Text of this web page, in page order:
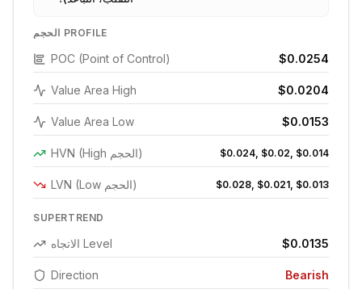
الحجم PROFILE
POC (Point of Control) $0.0254
Value Area High $0.0204
Value Area Low $0.0153
HVN (High الحجم) $0.024, $0.02, $0.014
LVN (Low الحجم) $0.028, $0.021, $0.013
SUPERTREND
الاتجاه Level $0.0135
Direction Bearish